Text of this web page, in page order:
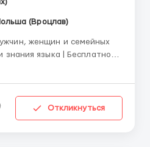
(Вроцлав)
женщин и семейных
знания языка | Бесплатное
смен | Бонусы и премии |
Откликнуться